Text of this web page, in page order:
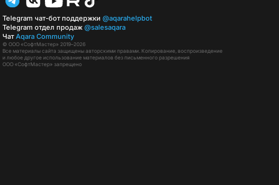
Telegram чат-бот поддержки @aqarahelpbot
Telegram отдел продаж@salesaqara
ЧатAqara Community
© ООО «СофтМастер» 2019–2026
Все материалы сайта защищены авторскими правами. Копирование, воспроизведение
и любое другое использование материалов без письменного разрешения
ООО «СофтМастер» запрещено